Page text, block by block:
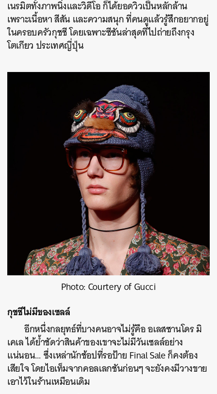
เนรมิตทั้งภาพนิ่งและวิดีโอ ก็ได้ยอดวิวเป็นหลักล้าน
เพราะเนื้อหา สีสัน และความสนุก ที่คนดูแล้วรู้สึกอยากอยู่
ในครอบครัวกุชชี โดยเฉพาะซีซันล่าสุดที่ไปถ่ายถึงกรุง
โตเกียว ประเทศญี่ปุ่น
Photo: Courtery of Gucci
กุชชีไม่มีของเซลล์
อีกหนึ่งกลยุทธ์ที่บางคนอาจไม่รู้คือ อเลสซานโดร มิ
เคเล ได้ย้ำชัดว่าสินค้าของเขาจะไม่มีวันเซลล์อย่าง
แน่นอน… ซึ่งเหล่านักช้อปที่รอป้าย Final Sale ก็คงต้อง
เสียใจ โดยไอเท็มจากคอลเลกชันก่อนๆ จะยังคงมีวางขาย
เอาไว้ในร้านเหมือนเดิม